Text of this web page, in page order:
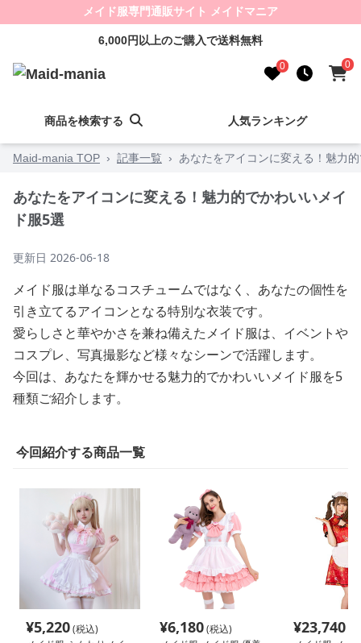
メイド服専門通販サイト メイドマニア
6,000円以上のご購入で送料無料
0 0
商品を検索する 人気ランキング
Maid-mania TOP › 記事一覧 › あなたをアイコンに変える！魅力
あなたをアイコンに変える！魅力的でかわいいメイ
ド服5選
更新日 2026-06-18
メイド服は単なるコスチュームではなく、あなたの個性を
引き立てるアイコンとなる特別な衣装です。
愛らしさと華やかさを兼ね備えたメイド服は、イベントや
コスプレ、写真撮影など様々なシーンで活躍します。
今回は、あなたを輝かせる魅力的でかわいいメイド服を5
種類ご紹介します。
今回紹介する商品一覧
¥5,220(税込)
¥6,180(税込)
¥23,740